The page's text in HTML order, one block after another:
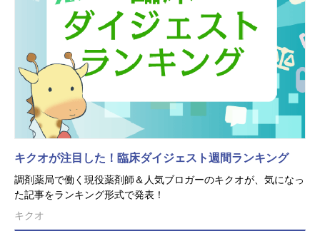
キクオが注目した！臨床ダイジェスト週間ランキング
調剤薬局で働く現役薬剤師＆人気ブロガーのキクオが、気になっ
た記事をランキング形式で発表！
キクオ